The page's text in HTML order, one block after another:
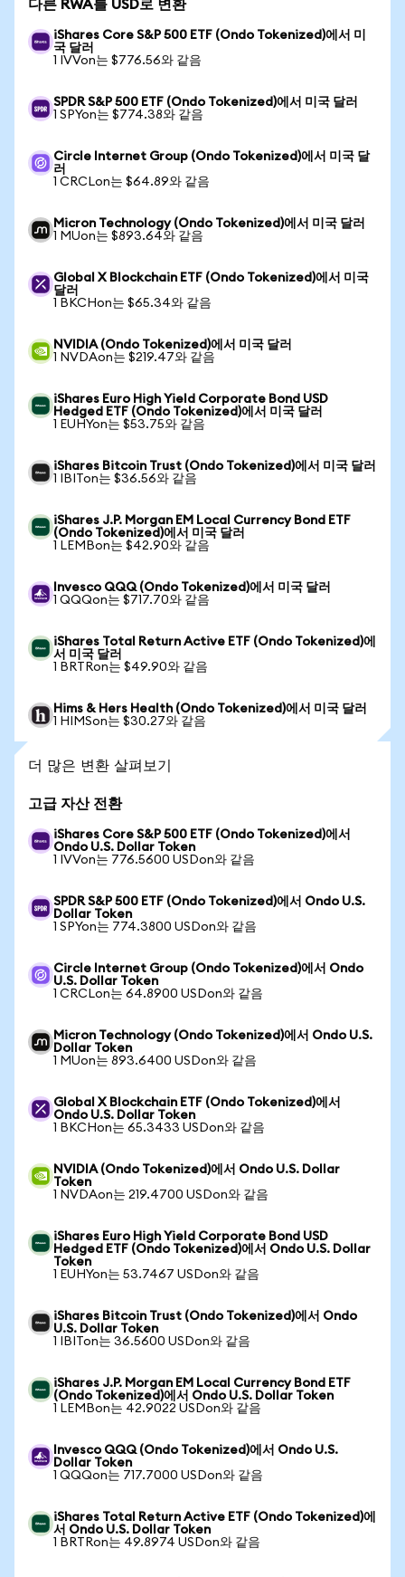
다른 RWA를 USD로 변환
iShares Core S&P 500 ETF (Ondo Tokenized)에서 미
국 달러
1 IVVon는 $776.56와 같음
SPDR S&P 500 ETF (Ondo Tokenized)에서 미국 달러
1 SPYon는 $774.38와 같음
Circle Internet Group (Ondo Tokenized)에서 미국 달
러
1 CRCLon는 $64.89와 같음
Micron Technology (Ondo Tokenized)에서 미국 달러
1 MUon는 $893.64와 같음
Global X Blockchain ETF (Ondo Tokenized)에서 미국
달러
1 BKCHon는 $65.34와 같음
NVIDIA (Ondo Tokenized)에서 미국 달러
1 NVDAon는 $219.47와 같음
iShares Euro High Yield Corporate Bond USD
Hedged ETF (Ondo Tokenized)에서 미국 달러
1 EUHYon는 $53.75와 같음
iShares Bitcoin Trust (Ondo Tokenized)에서 미국 달러
1 IBITon는 $36.56와 같음
iShares J.P. Morgan EM Local Currency Bond ETF
(Ondo Tokenized)에서 미국 달러
1 LEMBon는 $42.90와 같음
Invesco QQQ (Ondo Tokenized)에서 미국 달러
1 QQQon는 $717.70와 같음
iShares Total Return Active ETF (Ondo Tokenized)에
서 미국 달러
1 BRTRon는 $49.90와 같음
Hims & Hers Health (Ondo Tokenized)에서 미국 달러
1 HIMSon는 $30.27와 같음
더 많은 변환 살펴보기
고급 자산 전환
iShares Core S&P 500 ETF (Ondo Tokenized)에서
Ondo U.S. Dollar Token
1 IVVon는 776.5600 USDon와 같음
SPDR S&P 500 ETF (Ondo Tokenized)에서 Ondo U.S.
Dollar Token
1 SPYon는 774.3800 USDon와 같음
Circle Internet Group (Ondo Tokenized)에서 Ondo
U.S. Dollar Token
1 CRCLon는 64.8900 USDon와 같음
Micron Technology (Ondo Tokenized)에서 Ondo U.S.
Dollar Token
1 MUon는 893.6400 USDon와 같음
Global X Blockchain ETF (Ondo Tokenized)에서
Ondo U.S. Dollar Token
1 BKCHon는 65.3433 USDon와 같음
NVIDIA (Ondo Tokenized)에서 Ondo U.S. Dollar
Token
1 NVDAon는 219.4700 USDon와 같음
iShares Euro High Yield Corporate Bond USD
Hedged ETF (Ondo Tokenized)에서 Ondo U.S. Dollar
Token
1 EUHYon는 53.7467 USDon와 같음
iShares Bitcoin Trust (Ondo Tokenized)에서 Ondo
U.S. Dollar Token
1 IBITon는 36.5600 USDon와 같음
iShares J.P. Morgan EM Local Currency Bond ETF
(Ondo Tokenized)에서 Ondo U.S. Dollar Token
1 LEMBon는 42.9022 USDon와 같음
Invesco QQQ (Ondo Tokenized)에서 Ondo U.S.
Dollar Token
1 QQQon는 717.7000 USDon와 같음
iShares Total Return Active ETF (Ondo Tokenized)에
서 Ondo U.S. Dollar Token
1 BRTRon는 49.8974 USDon와 같음